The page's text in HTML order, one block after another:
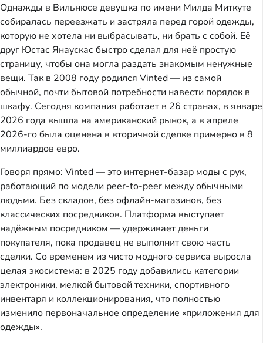
Однажды в Вильнюсе девушка по имени Милда Миткуте
собиралась переезжать и застряла перед горой одежды,
которую не хотела ни выбрасывать, ни брать с собой. Её
друг Юстас Янаускас быстро сделал для неё простую
страницу, чтобы она могла раздать знакомым ненужные
вещи. Так в 2008 году родился Vinted — из самой
обычной, почти бытовой потребности навести порядок в
шкафу. Сегодня компания работает в 26 странах, в январе
2026 года вышла на американский рынок, а в апреле
2026-го была оценена в вторичной сделке примерно в 8
миллиардов евро.
Говоря прямо: Vinted — это интернет-базар моды с рук,
работающий по модели peer-to-peer между обычными
людьми. Без складов, без офлайн-магазинов, без
классических посредников. Платформа выступает
надёжным посредником — удерживает деньги
покупателя, пока продавец не выполнит свою часть
сделки. Со временем из чисто модного сервиса выросла
целая экосистема: в 2025 году добавились категории
электроники, мелкой бытовой техники, спортивного
инвентаря и коллекционирования, что полностью
изменило первоначальное определение «приложения для
одежды».